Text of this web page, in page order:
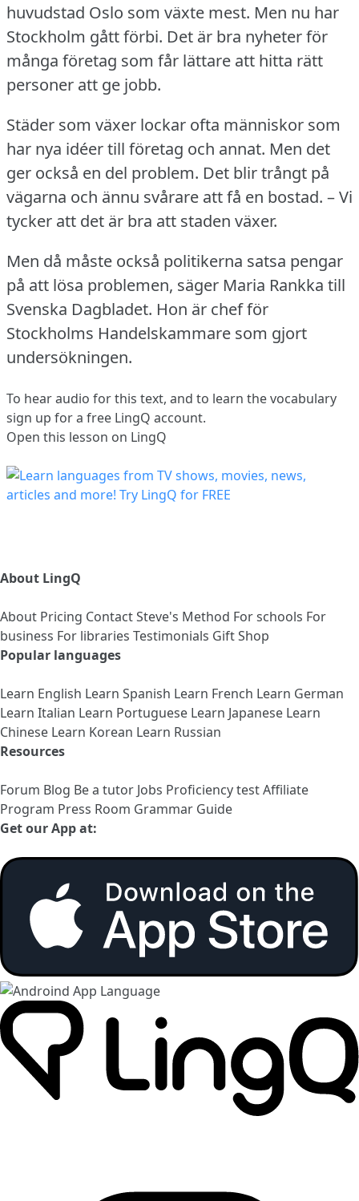
huvudstad Oslo som växte mest. Men nu har
Stockholm gått förbi. Det är bra nyheter för
många företag som får lättare att hitta rätt
personer att ge jobb.
Städer som växer lockar ofta människor som
har nya idéer till företag och annat. Men det
ger också en del problem. Det blir trångt på
vägarna och ännu svårare att få en bostad. – Vi
tycker att det är bra att staden växer.
Men då måste också politikerna satsa pengar
på att lösa problemen, säger Maria Rankka till
Svenska Dagbladet. Hon är chef för
Stockholms Handelskammare som gjort
undersökningen.
To hear audio for this text, and to learn the vocabulary
sign up for a free LingQ account.
Open this lesson on LingQ
About LingQ
About Pricing ContactSteve's Method For schools For
business For libraries Testimonials Gift Shop
Popular languages
Learn English Learn Spanish Learn French Learn German
Learn Italian Learn Portuguese Learn Japanese Learn
Chinese Learn Korean Learn Russian
Resources
Forum Blog Be a tutor Jobs Proficiency testAffiliate
Program Press Room Grammar Guide
Get our App at: